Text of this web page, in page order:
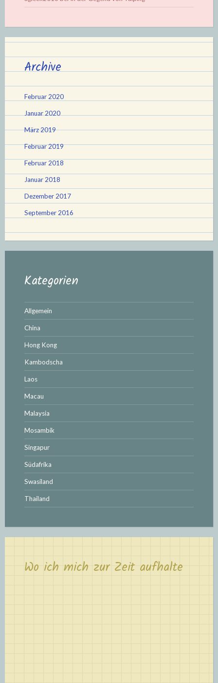
Archive
Februar 2020
Januar 2020
März 2019
Februar 2019
Februar 2018
Januar 2018
Dezember 2017
September 2016
Kategorien
Allgemein
China
Hong Kong
Kambodscha
Laos
Macau
Malaysia
Mosambik
Singapur
Südafrika
Swasiland
Thailand
Wo ich mich zur Zeit aufhalte